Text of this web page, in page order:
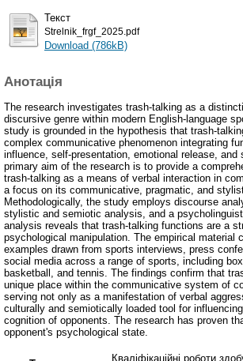
Текст
Strelnik_frgf_2025.pdf
Download (786kB)
Анотація
The research investigates trash-talking as a
discursive genre within modern English-language
study is grounded in the hypothesis that trash-
complex communicative phenomenon integrating
influence, self-presentation, emotional release, and
primary aim of the research is to provide a
trash-talking as a means of verbal interaction in
a focus on its communicative, pragmatic, and
Methodologically, the study employs discourse
stylistic and semiotic analysis, and a
analysis reveals that trash-talking functions are a
psychological manipulation. The empirical material
examples drawn from sports interviews, press
social media across a range of sports, including
basketball, and tennis. The findings confirm that
unique place within the communicative system of
serving not only as a manifestation of verbal
culturally and semiotically loaded tool for
cognition of opponents. The research has proven
opponent's psychological state.
Кваліфікаційні роботи